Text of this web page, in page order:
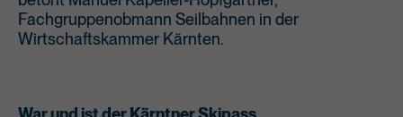
Fachgruppenobmann Seilbahnen in der
Wirtschaftskammer Kärnten.